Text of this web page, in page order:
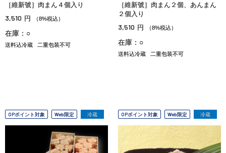
［維新號］肉まん４個入り
3,510 円 （8%税込）
在庫：○
送料込冷蔵 二重包装不可
［維新號］肉まん２個、あんまん
２個入り
3,510 円 （8%税込）
在庫：○
送料込冷蔵 二重包装不可
OPポイント対象 Web限定 冷蔵 OPポイント対象 Web限定 冷蔵